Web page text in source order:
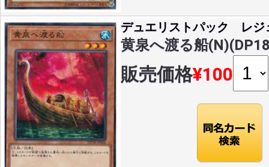
デュエリストパック レジ
黄泉へ渡る船
販売価格¥100